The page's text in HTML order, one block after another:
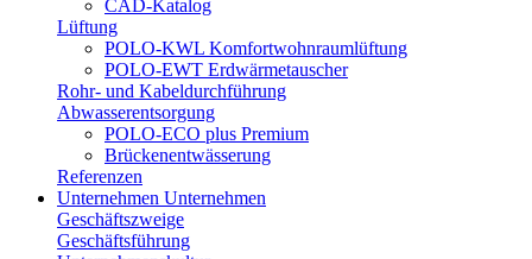
CAD-Katalog
Lüftung
POLO-KWL Komfortwohnraumlüftung
POLO-EWT Erdwärmetauscher
Rohr- und Kabeldurchführung
Abwasserentsorgung
POLO-ECO plus Premium
Brückenentwässerung
Referenzen
Unternehmen Unternehmen
Geschäftszweige
Geschäftsführung